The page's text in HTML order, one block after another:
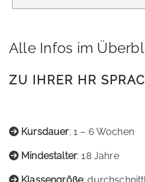
Alle Infos im
ZU IHRER HR
Kursdauer: 1 – 6 Wochen
Mindestalter: 18 Jahre